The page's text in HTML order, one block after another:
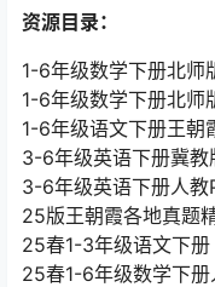
资源目录：
1-6年级数学下册北师
1-6年级数学下册北师
1-6年级语文下册王朝
3-6年级英语下册冀教
3-6年级英语下册人教
25版王朝霞各地真题
25春1-3年级语文下册
25春1-6年级数学下